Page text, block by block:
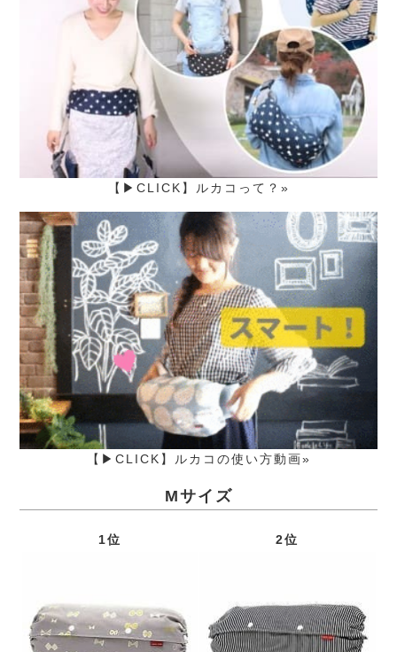
【▶CLICK】ルカコって？»
【▶CLICK】ルカコの使い方動画»
Mサイズ
1位 2位